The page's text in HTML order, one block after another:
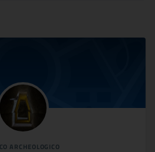
ARCHEOLOGICO